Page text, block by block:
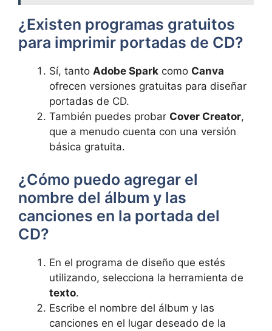
¿Existen programas gratuitos
para imprimir portadas de CD?
Sí, tanto Adobe Spark como Canva
ofrecen versiones gratuitas para diseñar
portadas de CD.
También puedes⁣ probar Cover Creator,
que a menudo cuenta con una versión
básica gratuita.
¿Cómo puedo agregar el‌
nombre del álbum y las
canciones en la portada del⁣
CD?
En el programa de diseño que ‍estés
utilizando, selecciona la herramienta de​
texto.
Escribe el ⁣nombre del álbum y las
canciones en el ​lugar deseado de la